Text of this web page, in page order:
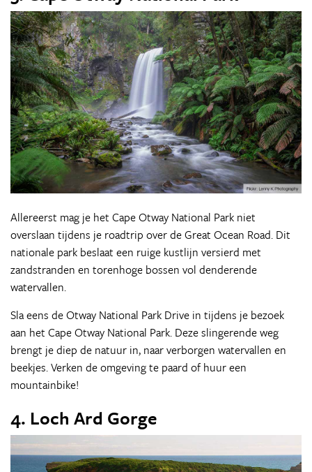
Allereerst mag je het Cape Otway National Park niet
overslaan tijdens je roadtrip over de Great Ocean Road. Dit
nationale park beslaat een ruige kustlijn versierd met
zandstranden en torenhoge bossen vol denderende
watervallen.
Sla eens de Otway National Park Drive in tijdens je bezoek
aan het Cape Otway National Park. Deze slingerende weg
brengt je diep de natuur in, naar verborgen watervallen en
beekjes. Verken de omgeving te paard of huur een
mountainbike!
4. Loch Ard Gorge